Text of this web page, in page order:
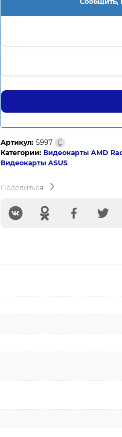
Артикул: 5997
Категории: Видеокарты AMD
Видеокарты ASUS
Поделиться